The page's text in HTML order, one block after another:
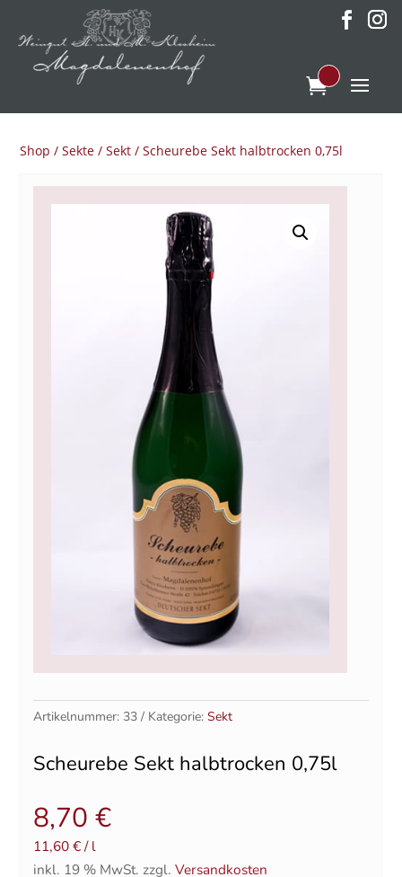
Shop /Sekte /Sekt / Scheurebe Sekt halbtrocken 0,75l
Artikelnummer: 33 Kategorie: Sekt
Scheurebe Sekt halbtrocken 0,75l
8,70 €
11,60€/l
inkl. 19 % MwSt. zzgl. Versandkosten